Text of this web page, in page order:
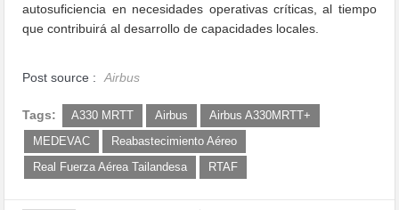
autosuficiencia en necesidades operativas críticas, al tiempo
que contribuirá al desarrollo de capacidades locales.
Post source : Airbus
Tags: A330 MRTT Airbus
Airbus A330MRTT+
MEDEVAC
Reabastecimiento Aéreo
Real Fuerza Aérea Tailandesa
RTAF